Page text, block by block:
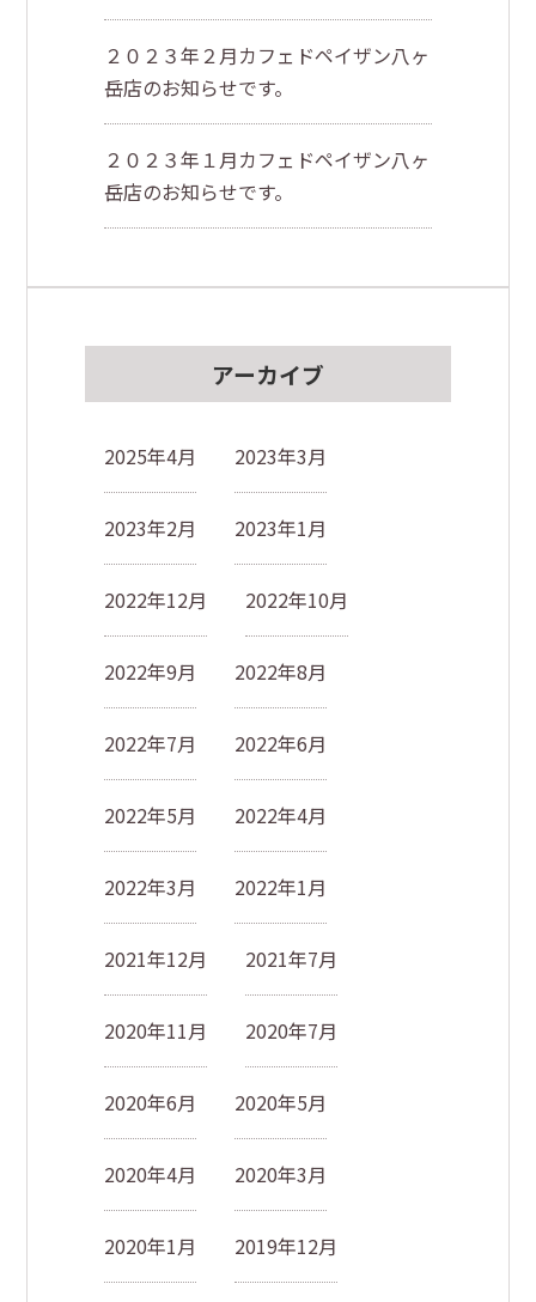
２０２３年２月カフェドペイザン八ヶ
岳店のお知らせです。
２０２３年１月カフェドペイザン八ヶ
岳店のお知らせです。
アーカイブ
2025年4月 2023年3月
2023年2月 2023年1月
2022年12月 2022年10月
2022年9月 2022年8月
2022年7月 2022年6月
2022年5月 2022年4月
2022年3月 2022年1月
2021年12月 2021年7月
2020年11月 2020年7月
2020年6月 2020年5月
2020年4月 2020年3月
2020年1月 2019年12月